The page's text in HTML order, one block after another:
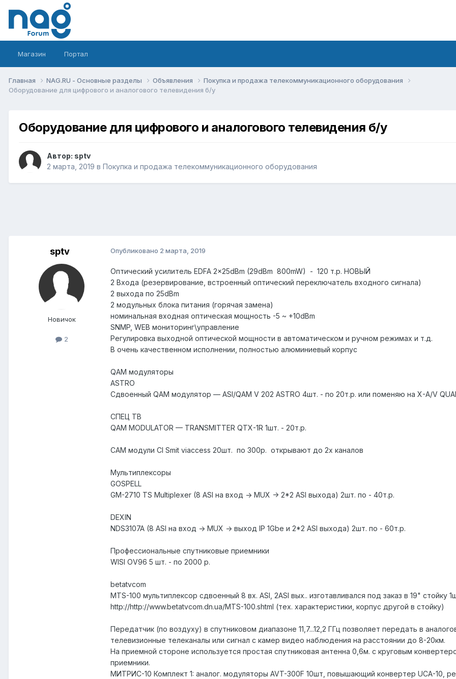
Магазин Портал
Главная NAG.RU - Основные разделы Объявления
Покупка и продажа телекоммуникационного оборудования
Оборудование для цифрового и аналогового телевидения б/у
Оборудование для цифрового и аналогового телевидения б/у
Автор: sptv
2 марта, 2019 в Покупка и продажа телекоммуникационного оборудования
sptv
Новичок
2
Опубликовано 2 марта, 2019
Оптический усилитель EDFA 2x25dBm (29dBm 800mW) - 120 т.р. НОВЫЙ
2 Входа (резервирование, встроенный оптический переключатель входного сигнала)
2 выхода по 25dBm
2 модульных блока питания (горячая замена)
номинальная входная оптическая мощность -5 ~ +10dBm
SNMP, WEB мониторинг\управление
Регулировка выходной оптической мощности в автоматическом и ручном режимах и т.д.
В очень качественном исполнении, полностью алюминиевый корпус
QAM модуляторы
ASTRO
Сдвоенный QAM модулятор — ASI/QAM V 202 ASTRO 4шт. - по 20т.р. или поменяю на X-A/V
СПЕЦ ТВ
QAM MODULATOR — TRANSMITTER QTX-1R 1шт. - 20т.р.
CAM модули CI Smit viaccess 20шт. по 300р. открывают до 2х каналов
Мультиплексоры
GOSPELL
GM-2710 TS Multiplexer (8 ASI на вход -> MUX -> 2*2 ASI выхода) 2шт. по - 40т.р.
DEXIN
NDS3107A (8 ASI на вход -> MUX -> выход IP 1Gbe и 2*2 ASI выхода) 2шт. по - 60т.р.
Профессиональные спутниковые приемники
WISI OV96 5 шт. - по 2000 р.
betatvcom
MTS-100 мультиплексор сдвоенный 8 вх. ASI, 2ASI вых.. изготавливался под заказ в 19" стойку
http://http://www.betatvcom.dn.ua/MTS-100.shtml (тех. характеристики, корпус другой в стойку)
Передатчик (по воздуху) в спутниковом диапазоне 11,7...12,2 ГГц позволяет передать в
телевизионные телеканалы или сигнал с камер видео наблюдения на расстоянии до 8-20км.
На приемной стороне используется простая спутниковая антенна 0,6м. с круговым
приемники.
МИТРИС-10 Комплект 1: аналог. модуляторы AVT-300F 10шт, повышающий конвертер UCA-10,